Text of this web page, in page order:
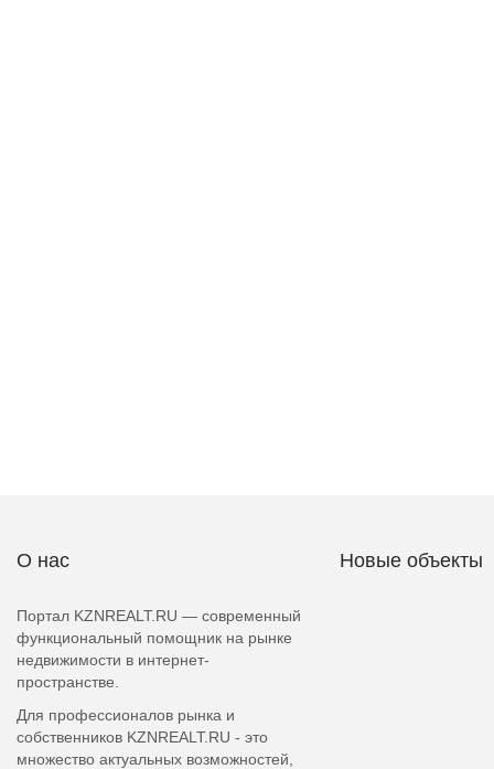
О нас
Портал KZNREALT.RU — современный
функциональный помощник на рынке
недвижимости в интернет-
пространстве.
Для профессионалов рынка и
собственников KZNREALT.RU - это
множество актуальных возможностей,
Новые объекты